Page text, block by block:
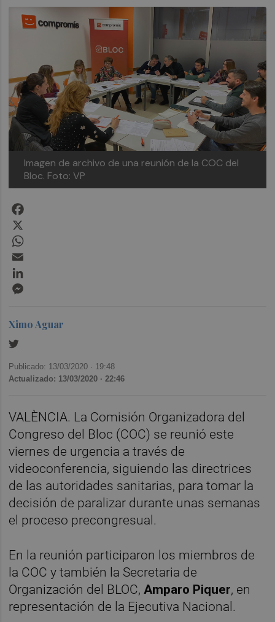
Imagen de archivo de una reunión de la COC del
Bloc. Foto: VP
Ximo Aguar
Publicado: 13/03/2020 · 19:48
Actualizado: 13/03/2020 · 22:46
VALÈNCIA. La Comisión Organizadora del
Congreso del Bloc (COC) se reunió este
viernes de urgencia a través de
videoconferencia, siguiendo las directrices
de las autoridades sanitarias, para tomar la
decisión de paralizar durante unas semanas
el proceso precongresual.
En la reunión participaron los miembros de
la COC y también la Secretaria de
Organización del BLOC, Amparo Piquer, en
representación de la Ejecutiva Nacional.